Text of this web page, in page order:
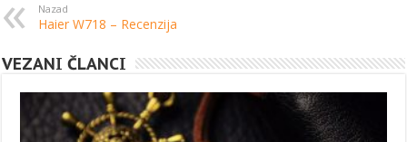
Nazad
Haier W718 – Recenzija
VEZANI ČLANCI